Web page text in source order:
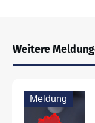
Weitere
Meldung